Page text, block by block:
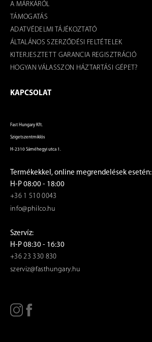
A MÁRKÁRÓL
TÁMOGATÁS
ADATVÉDELMI TÁJÉKOZTATÓ
ÁLTALÁNOS SZERZŐDÉSI FELTÉTELEK
KITERJESZTETT GARANCIA REGISZTRÁCIÓ
HOGYAN VÁLASSZON HÁZTARTÁSI GÉPET?
KAPCSOLAT
Fast Hungary Kft.
Szigetszentmiklós
H-2310 Sáméhegyi utca 1.
Termékekkel, online megrendelések esetén:
H-P 08:00 - 18:00
+36 1 510 0043
info@philco.hu
Szervíz:
H-P 08:30 - 16:30
+36 23 330 830
szerviz@fasthungary.hu